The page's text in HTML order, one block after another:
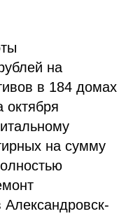
на
в 184 домах
октября
на сумму